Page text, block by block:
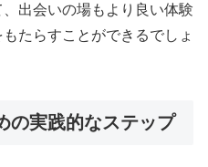
出会いの場もより良い体験
たらすことができるでしょ
の実践的なステップ